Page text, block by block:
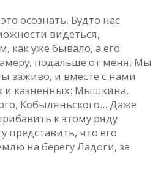
осознать. Будто нас
видеться,
как уже бывало, а его
подальше от меня. Мы
заживо, и вместе с нами
и казненных: Мышкина,
Кобыляньского... Даже
к этому ряду
представить, что его
на берегу Ладоги, за